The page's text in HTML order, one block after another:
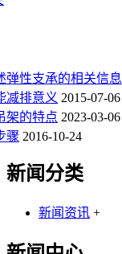
弹性支承的相关信息
减排意义 2015-07-06
架的特点 2023-03-06
骤 2016-10-24
新闻分类
新闻资讯 +